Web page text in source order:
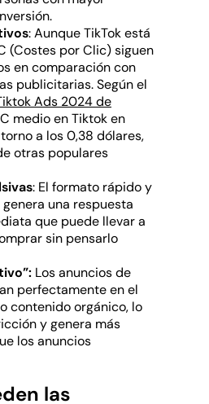
: Aunque TikTok está
(Costes por Clic) siguen
en comparación con
publicitarias. Según el
Ads 2024 de
medio en Tiktok en
a los 0,38 dólares,
otras populares
: El formato rápido y
una respuesta
que puede llevar a
sin pensarlo
Los anuncios de
perfectamente en el
contenido orgánico, lo
y genera más
los anuncios
las